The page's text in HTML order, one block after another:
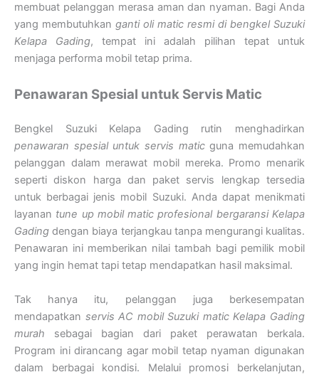
membuat pelanggan merasa aman dan nyaman. Bagi Anda
yang membutuhkan ganti oli matic resmi di bengkel Suzuki
Kelapa Gading, tempat ini adalah pilihan tepat untuk
menjaga performa mobil tetap prima.
Penawaran Spesial untuk Servis Matic
Bengkel Suzuki Kelapa Gading rutin menghadirkan
penawaran spesial untuk servis maticguna memudahkan
pelanggan dalam merawat mobil mereka. Promo menarik
seperti diskon harga dan paket servis lengkap tersedia
untuk berbagai jenis mobil Suzuki. Anda dapat menikmati
layanan tune up mobil matic profesional bergaransi Kelapa
Gading dengan biaya terjangkau tanpa mengurangi kualitas.
Penawaran ini memberikan nilai tambah bagi pemilik mobil
yang ingin hemat tapi tetap mendapatkan hasil maksimal.
Tak hanya itu, pelanggan juga berkesempatan
mendapatkan servis AC mobil Suzuki matic Kelapa Gading
murah sebagai bagian dari paket perawatan berkala.
Program ini dirancang agar mobil tetap nyaman digunakan
dalam berbagai kondisi. Melalui promosi berkelanjutan,